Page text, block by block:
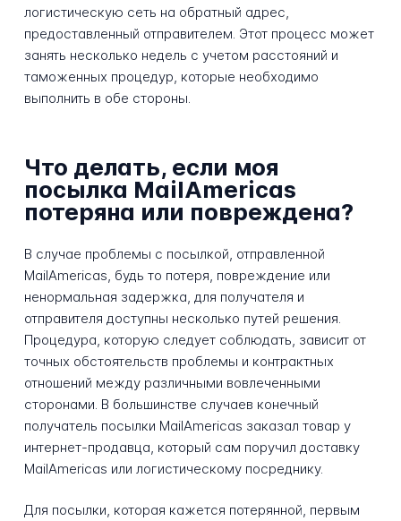
логистическую сеть на обратный адрес,
предоставленный отправителем. Этот процесс может
занять несколько недель с учетом расстояний и
таможенных процедур, которые необходимо
выполнить в обе стороны.
Что делать, если моя
посылка MailAmericas
потеряна или повреждена?
В случае проблемы с посылкой, отправленной
MailAmericas, будь то потеря, повреждение или
ненормальная задержка, для получателя и
отправителя доступны несколько путей решения.
Процедура, которую следует соблюдать, зависит от
точных обстоятельств проблемы и контрактных
отношений между различными вовлеченными
сторонами. В большинстве случаев конечный
получатель посылки MailAmericas заказал товар у
интернет-продавца, который сам поручил доставку
MailAmericas или логистическому посреднику.
Для посылки, которая кажется потерянной, первым